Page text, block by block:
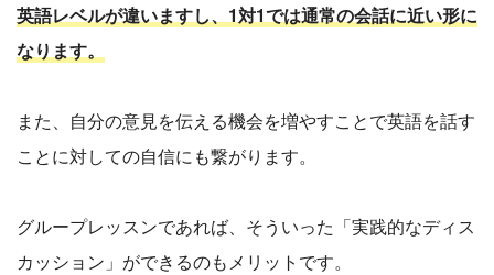
英語レベルが違いますし、1対1では通常の会話に近い形に
なります。
また、自分の意見を伝える機会を増やすことで英語を話す
ことに対しての自信にも繋がります。
グループレッスンであれば、そういった「実践的なディス
カッション」ができるのもメリットです。